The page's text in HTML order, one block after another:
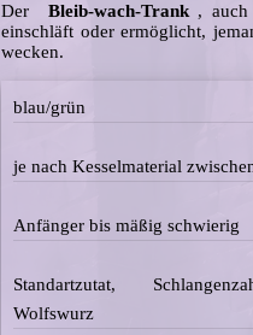
Der Bleib-wach-Trank, auch
einschläft oder ermöglicht,
wecken.
blau/grün
je nach Kesselmaterial
Anfänger bis mäßig schwierig
Standartzutat,
Wolfswurz